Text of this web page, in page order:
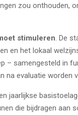
zou onthouden,
stimuleren. De
en het lokaal
– samengesteld in
na evaluatie worden
jaarlijkse
die bijdragen aan